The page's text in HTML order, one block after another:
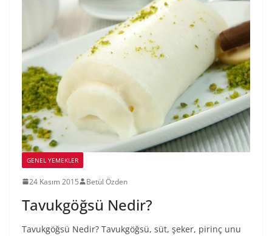
GENEL YEMEKLER
24 Kasım 2015 Betül Özden
Tavukgöğsü Nedir?
Tavukgöğsü Nedir? Tavukgöğsü, süt, şeker, pirinç unu